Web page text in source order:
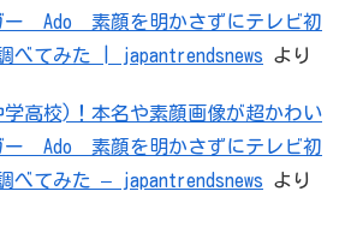
ー Ado 素顔を明かさずにテレビ初
べてみた | japantrendsnews より
高校)！本名や素顔画像が超かわい
ー Ado 素顔を明かさずにテレビ初
べてみた – japantrendsnews より